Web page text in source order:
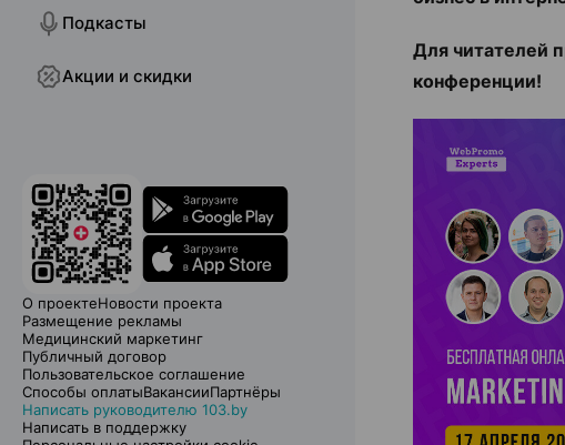
Подкасты
Акции и скидки
О проектеНовости проекта
Размещение рекламы
Медицинский маркетинг
Публичный договор
Пользовательское соглашение
Способы оплатыВакансииПартнёры
Написать руководителю 103.by
Написать в поддержку
Для читателей
конференции!